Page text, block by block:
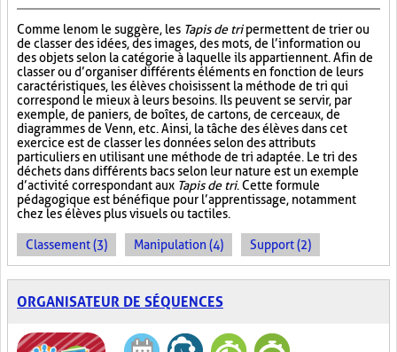
Comme le nom le suggère, les Tapis de tripermettent de trier ou
de classer des idées, des images, des mots, de l’information ou
des objets selon la catégorie à laquelle ils appartiennent. Afin de
classer ou d’organiser différents éléments en fonction de leurs
caractéristiques, les élèves choisissent la méthode de tri qui
correspond le mieux à leurs besoins. Ils peuvent se servir, par
exemple, de paniers, de boîtes, de cartons, de cerceaux, de
diagrammes de Venn, etc. Ainsi, la tâche des élèves dans cet
exercice est de classer les données selon des attributs
particuliers en utilisant une méthode de tri adaptée. Le tri des
déchets dans différents bacs selon leur nature est un exemple
d’activité correspondant aux Tapis de tri. Cette formule
pédagogique est bénéfique pour l’apprentissage, notamment
chez les élèves plus visuels ou tactiles.
Classement (3) Manipulation (4) Support (2)
ORGANISATEUR DE SÉQUENCES